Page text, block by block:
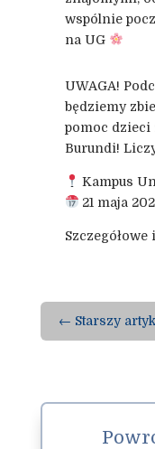
wspólnie
na UG
UWAGA!
będziemy
pomoc dzieci
Burundi!
Kampus
21 maja
← Starszy